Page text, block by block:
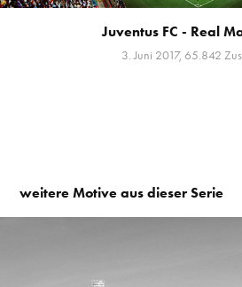
Juventus FC - Real
3. Juni 2017, 65.842
weitere Motive aus dieser Serie